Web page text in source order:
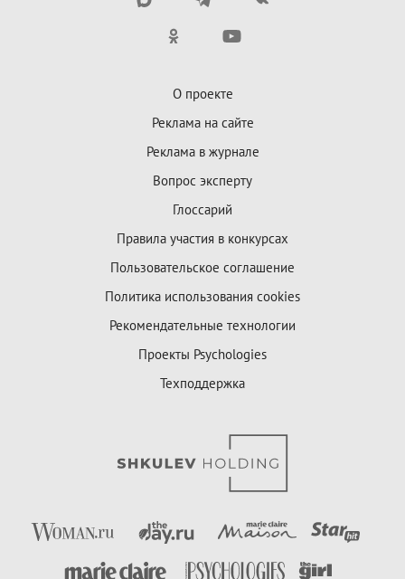
О проекте
Реклама на сайте
Реклама в журнале
Вопрос эксперту
Глоссарий
Правила участия в конкурсах
Пользовательское соглашение
Политика использования cookies
Рекомендательные технологии
Проекты Psychologies
Техподдержка